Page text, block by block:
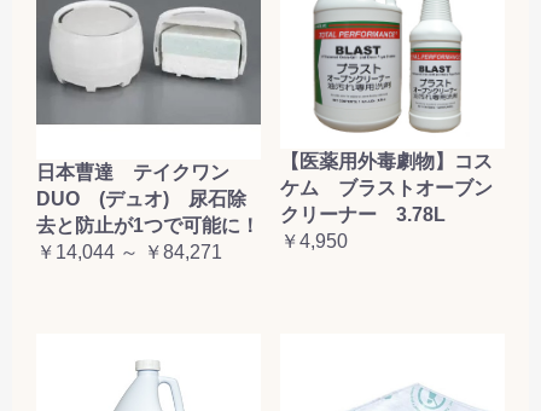
日本曹達 テイクワン
DUO (デュオ) 尿石除
去と防止が1つで可能に！
￥14,044 ～ ￥84,271
【医薬用外毒劇物】コス
ケム ブラストオーブン
クリーナー 3.78L
￥4,950